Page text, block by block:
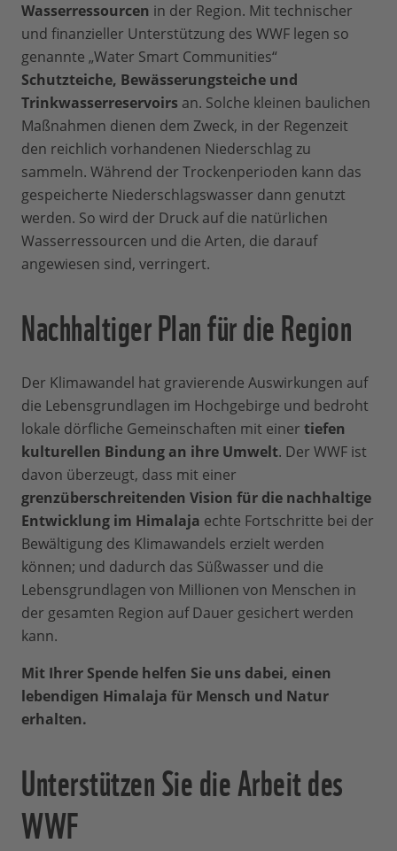
Wasserressourcen in der Region. Mit technischer
und finanzieller Unterstützung des WWF legen so
genannte „Water Smart Communities“
Schutzteiche, Bewässerungsteiche und
Trinkwasserreservoirs an. Solche kleinen baulichen
Maßnahmen dienen dem Zweck, in der Regenzeit
den reichlich vorhandenen Niederschlag zu
sammeln. Während der Trockenperioden kann das
gespeicherte Niederschlagswasser dann genutzt
werden. So wird der Druck auf die natürlichen
Wasserressourcen und die Arten, die darauf
angewiesen sind, verringert.
Nachhaltiger Plan für die Region
Der Klimawandel hat gravierende Auswirkungen auf
die Lebensgrundlagen im Hochgebirge und bedroht
lokale dörfliche Gemeinschaften mit einer tiefen
kulturellen Bindung an ihre Umwelt. Der WWF ist
davon überzeugt, dass mit einer
grenzüberschreitenden Vision für die nachhaltige
Entwicklung im Himalaja echte Fortschritte bei der
Bewältigung des Klimawandels erzielt werden
können; und dadurch das Süßwasser und die
Lebensgrundlagen von Millionen von Menschen in
der gesamten Region auf Dauer gesichert werden
kann.
Mit Ihrer Spende helfen Sie uns dabei, einen
lebendigen Himalaja für Mensch und Natur
erhalten.
Unterstützen Sie die Arbeit des
WWF